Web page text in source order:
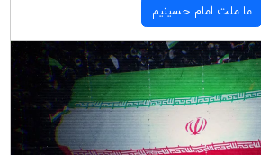
ما ملت امام حسینیم